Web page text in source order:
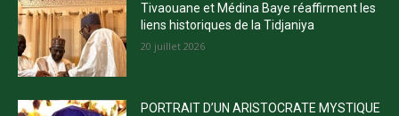
Tivaouane et Médina Baye réaffirment les
liens historiques de la Tidjaniya
20 juillet 2026
PORTRAIT D’UN ARISTOCRATE MYSTIQUE